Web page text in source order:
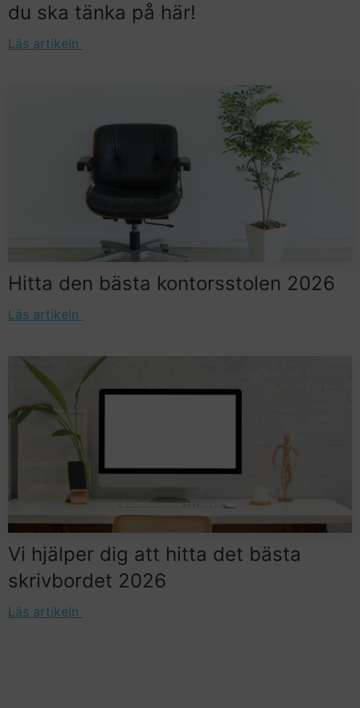
du ska tänka på här!
Läs artikeln
Hitta den bästa kontorsstolen 2026
Läs artikeln
Vi hjälper dig att hitta det bästa
skrivbordet 2026
Läs artikeln